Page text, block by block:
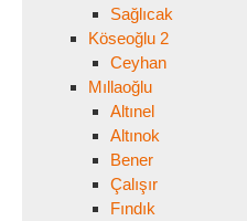
Sağlıcak
Köseoğlu 2
Ceyhan
Mıllaoğlu
Altınel
Altınok
Bener
Çalışır
Fındık